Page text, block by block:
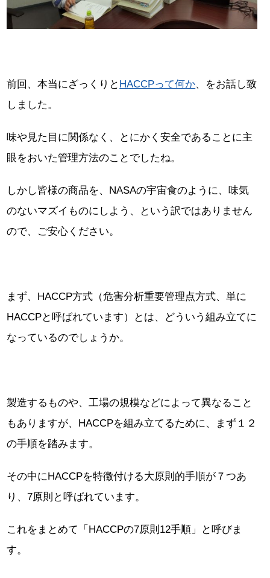
前回、本当にざっくりと HACCPって何か、をお話し致
しました。
味や見た目に関係なく、とにかく安全であることに主
眼をおいた管理方法のことでしたね。
しかし皆様の商品を、NASAの宇宙食のように、味気
のないマズイものにしよう、という訳ではありません
ので、ご安心ください。
まず、HACCP方式（危害分析重要管理点方式、単に
HACCPと呼ばれています）とは、どういう組み立てに
なっているのでしょうか。
製造するものや、工場の規模などによって異なること
もありますが、HACCPを組み立てるために、まず１２
の手順を踏みます。
その中にHACCPを特徴付ける大原則的手順が７つあ
り、7原則と呼ばれています。
これをまとめて「HACCPの7原則12手順」と呼びま
す。